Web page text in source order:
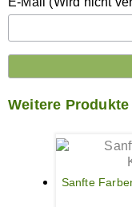
Weitere Produkte
Sanfte